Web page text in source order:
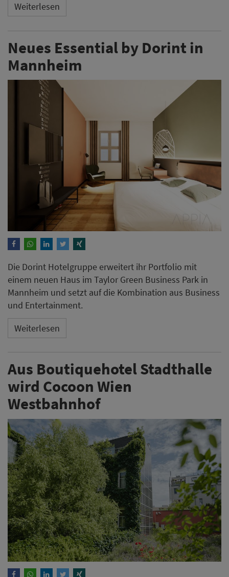
Weiterlesen
Neues Essential by Dorint in
Mannheim
Die Dorint Hotelgruppe erweitert ihr Portfolio mit
einem neuen Haus im Taylor Green Business Park in
Mannheim und setzt auf die Kombination aus Business
und Entertainment.
Weiterlesen
Aus Boutiquehotel Stadthalle
wird Cocoon Wien
Westbahnhof